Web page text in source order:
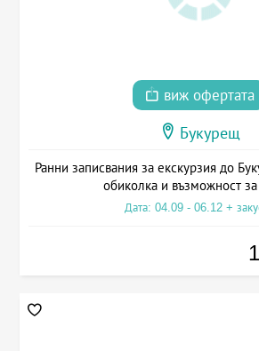
виж офертата
Букурещ
Ранни записвания за екскурзия до
обиколка и възможност
Дата: 04.09 - 06.12 +